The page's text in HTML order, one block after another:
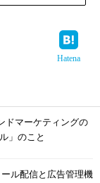
Hatena
ドマーケティングの
」のこと
ル配信と広告管理機